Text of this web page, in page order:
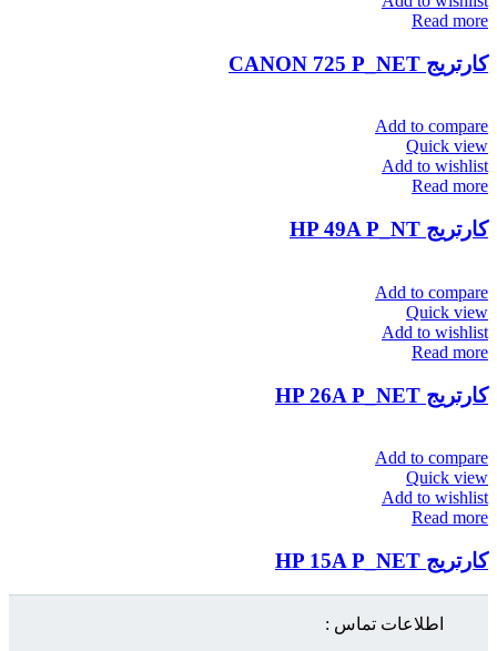
Read more
کارتریج CANON 725 P_NET
Add to compare
Quick view
Add to wishlist
Read more
کارتریج HP 49A P_NT
Add to compare
Quick view
Add to wishlist
Read more
کارتریج HP 26A P_NET
Add to compare
Quick view
Add to wishlist
Read more
کارتریج HP 15A P_NET
اطلاعات تماس :